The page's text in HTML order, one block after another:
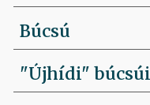
Búcsú
"Újhídi"